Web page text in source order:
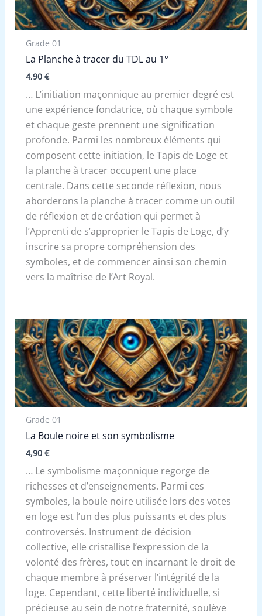
Grade 01
La Planche à tracer du TDL au 1°
4,90 €
… L’initiation maçonnique au premier degré est
une expérience fondatrice, où chaque symbole
et chaque geste prennent une signification
profonde. Parmi les nombreux éléments qui
composent cette initiation, le Tapis de Loge et
la planche à tracer occupent une place
centrale. Dans cette seconde réflexion, nous
aborderons la planche à tracer comme un outil
de réflexion et de création qui permet à
l’Apprenti de s’approprier le Tapis de Loge, d’y
inscrire sa propre compréhension des
symboles, et de commencer ainsi son chemin
vers la maîtrise de l’Art Royal.
Grade 01
La Boule noire et son symbolisme
4,90 €
… Le symbolisme maçonnique regorge de
richesses et d’enseignements. Parmi ces
symboles, la boule noire utilisée lors des votes
en loge est l’un des plus puissants et des plus
controversés. Instrument de décision
collective, elle cristallise l’expression de la
volonté des frères, tout en incarnant le droit de
chaque membre à préserver l’intégrité de la
loge. Cependant, cette liberté individuelle, si
précieuse au sein de notre fraternité, soulève